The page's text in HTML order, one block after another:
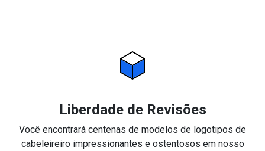
Liberdade de Revisões
Você encontrará centenas de modelos de logotipos de
cabeleireiro impressionantes e ostentosos em nosso